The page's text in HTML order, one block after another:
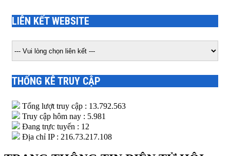
LIÊN KẾT WEBSITE
THỐNG KÊ TRUY CẬP
Tổng lượt truy cập : 13.792.563
Truy cập hôm nay : 5.981
Đang trực tuyến : 12
Địa chỉ IP : 216.73.217.108